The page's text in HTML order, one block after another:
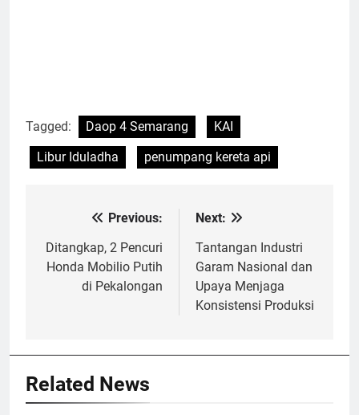
Tagged: Daop 4 Semarang
KAI
Libur Iduladha
penumpang kereta api
Navigasi
pos
Previous:
Ditangkap, 2 Pencuri
Honda Mobilio Putih
di Pekalongan
Next:
Tantangan Industri
Garam Nasional dan
Upaya Menjaga
Konsistensi Produksi
Related News